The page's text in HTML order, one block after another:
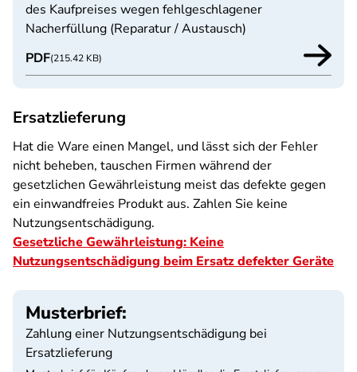
des Kaufpreises wegen fehlgeschlagener
Nacherfüllung (Reparatur / Austausch)
PDF(215.42 KB)
Ersatzlieferung
Hat die Ware einen Mangel, und lässt sich der Fehler
nicht beheben, tauschen Firmen während der
gesetzlichen Gewährleistung meist das defekte gegen
ein einwandfreies Produkt aus. Zahlen Sie keine
Nutzungsentschädigung.
Gesetzliche Gewährleistung: Keine
Nutzungsentschädigung beim Ersatz defekter Geräte
Musterbrief:
Zahlung einer Nutzungsentschädigung bei
Ersatzlieferung